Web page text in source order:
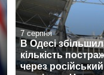
7 серпня
В Одесі
кількість
через